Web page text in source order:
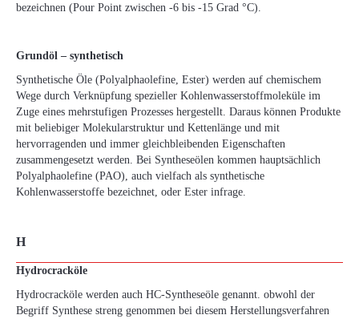
bezeichnen (Pour Point zwischen -6 bis -15 Grad °C).
Grundöl – synthetisch
Synthetische Öle (Polyalphaolefine, Ester) werden auf chemischem
Wege durch Verknüpfung spezieller Kohlenwasserstoffmoleküle im
Zuge eines mehrstufigen Prozesses hergestellt. Daraus können Produkte
mit beliebiger Molekularstruktur und Kettenlänge und mit
hervorragenden und immer gleichbleibenden Eigenschaften
zusammengesetzt werden. Bei Syntheseölen kommen hauptsächlich
Polyalphaolefine (PAO), auch vielfach als synthetische
Kohlenwasserstoffe bezeichnet, oder Ester infrage.
H
Hydrocracköle
Hydrocracköle werden auch HC-Syntheseöle genannt. obwohl der
Begriff Synthese streng genommen bei diesem Herstellungsverfahren